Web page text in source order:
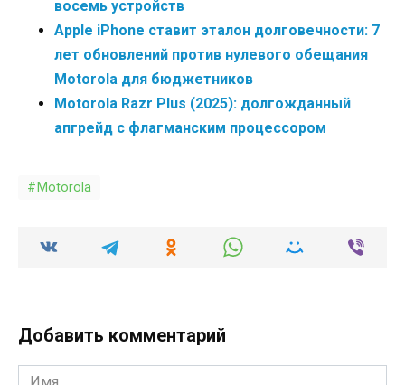
восемь устройств
Apple iPhone ставит эталон долговечности: 7
лет обновлений против нулевого обещания
Motorola для бюджетников
Motorola Razr Plus (2025): долгожданный
апгрейд с флагманским процессором
Motorola
Добавить комментарий
Имя